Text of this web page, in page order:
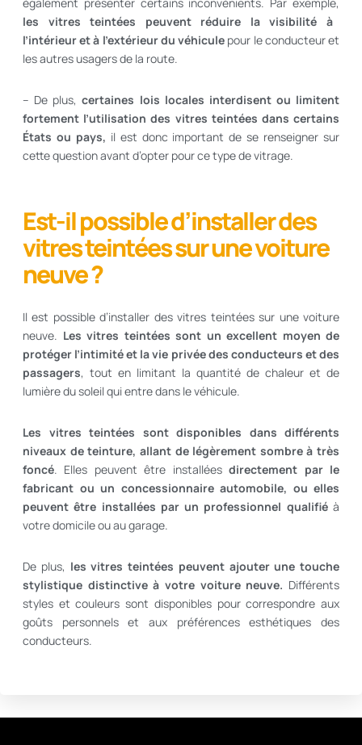
les vitres teintées peuvent réduire la visibilité à
l’intérieur et à l’extérieur du véhicule pour le conducteur et
les autres usagers de la route.
– De plus, certaines lois locales interdisent ou limitent
fortement l’utilisation des vitres teintées dans certains
États ou pays, il est donc important de se renseigner sur
cette question avant d’opter pour ce type de vitrage.
Est-il possible d’installer des
vitres teintées sur une voiture
neuve ?
Il est possible d’installer des vitres teintées sur une voiture
neuve. Les vitres teintées sont un excellent moyen de
protéger l’intimité et la vie privée des conducteurs et des
passagers, tout en limitant la quantité de chaleur et de
lumière du soleil qui entre dans le véhicule.
Les vitres teintées sont disponibles dans différents
niveaux de teinture, allant de légèrement sombre à très
foncé. Elles peuvent être installéesdirectement par le
fabricant ou un concessionnaire automobile, ou elles
peuvent être installées par un professionnel qualifiéà
votre domicile ou au garage.
De plus, les vitres teintées peuvent ajouter une touche
stylistique distinctive à votre voiture neuve. Différents
styles et couleurs sont disponibles pour correspondre aux
goûts personnels et aux préférences esthétiques des
conducteurs.